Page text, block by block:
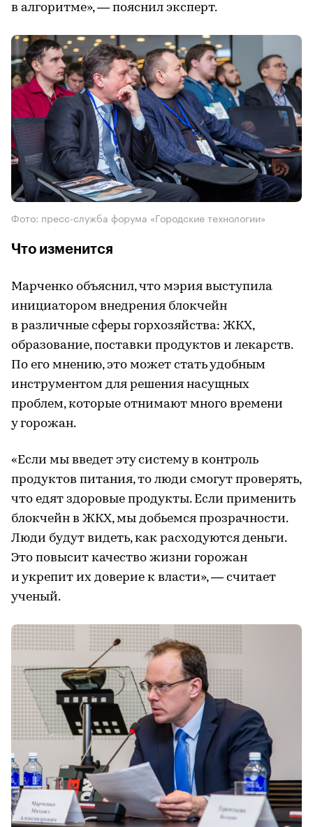
в алгоритме», — пояснил эксперт.
Фото: пресс-служба форума «Городские технологии»
Что изменится
Марченко объяснил, что мэрия выступила
инициатором внедрения блокчейн
в различные сферы горхозяйства: ЖКХ,
образование, поставки продуктов и лекарств.
По его мнению, это может стать удобным
инструментом для решения насущных
проблем, которые отнимают много времени
у горожан.
«Если мы введет эту систему в контроль
продуктов питания, то люди смогут проверять,
что едят здоровые продукты. Если применить
блокчейн в ЖКХ, мы добьемся прозрачности.
Люди будут видеть, как расходуются деньги.
Это повысит качество жизни горожан
и укрепит их доверие к власти», — считает
ученый.